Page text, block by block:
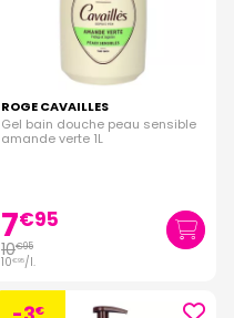
ROGE CAVAILLES
Gel bain douche peau sensible
amande verte 1L
7€95
10€95
10€95/l.
€